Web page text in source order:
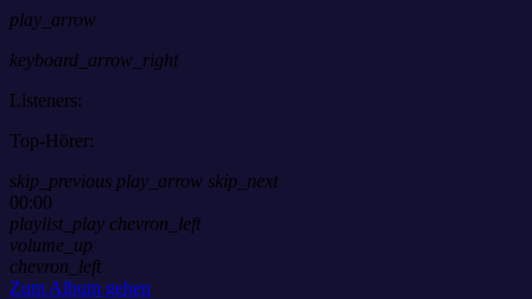
play_arrow
keyboard_arrow_right
Listeners:
Top-Hörer:
skip_previous play_arrow skip_next
00:00
playlist_play chevron_left
volume_up
chevron_left
Zum Album gehen